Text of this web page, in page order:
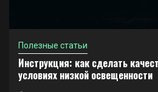
Полезные статьи
Инструкция: как сделать
условиях низкой освещенности